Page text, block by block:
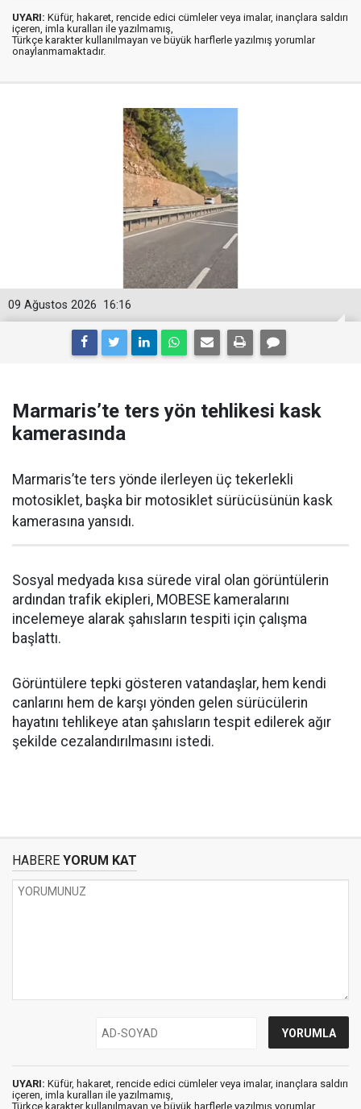
UYARI: Küfür, hakaret, rencide edici cümleler veya imalar, inançlara saldırı
içeren, imla kuralları ile yazılmamış,
Türkçe karakter kullanılmayan ve büyük harflerle yazılmış yorumlar
onaylanmamaktadır.
16:16
09 Ağustos 2026
Marmaris’te ters yön tehlikesi kask
kamerasında
Marmaris’te ters yönde ilerleyen üç tekerlekli
motosiklet, başka bir motosiklet sürücüsünün kask
kamerasına yansıdı.
Sosyal medyada kısa sürede viral olan görüntülerin
ardından trafik ekipleri, MOBESE kameralarını
incelemeye alarak şahısların tespiti için çalışma
başlattı.
Görüntülere tepki gösteren vatandaşlar, hem kendi
canlarını hem de karşı yönden gelen sürücülerin
hayatını tehlikeye atan şahısların tespit edilerek ağır
şekilde cezalandırılmasını istedi.
HABERE YORUM KAT
UYARI: Küfür, hakaret, rencide edici cümleler veya imalar, inançlara saldırı
içeren, imla kuralları ile yazılmamış,
Türkçe karakter kullanılmayan ve büyük harflerle yazılmış yorumlar